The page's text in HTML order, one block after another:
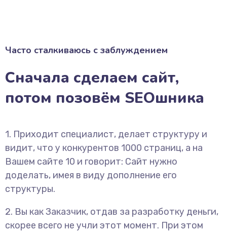
Часто сталкиваюсь с заблуждением
Сначала сделаем сайт,
потом позовём SEOшника
1. Приходит специалист, делает структуру и
видит, что у конкурентов 1000 страниц, а на
Вашем сайте 10 и говорит: Сайт нужно
доделать, имея в виду дополнение его
структуры.
2. Вы как Заказчик, отдав за разработку деньги,
скорее всего не учли этот момент. При этом